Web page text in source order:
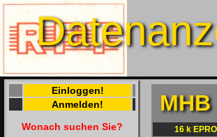
Einloggen!
Anmelden!
Wonach suchen Sie?
MHB
16 k